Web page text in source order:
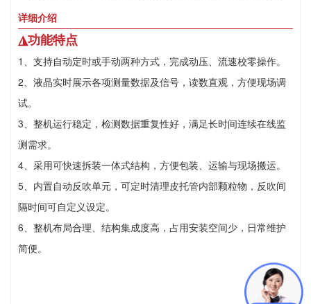
详细介绍
◮功能特点
1、支持自动定时或手动两种方式，完成动压、流速校零操作。
2、液晶实时展示各项测量数据及信号，读数直观，方便现场调
试。
3、整机运行稳定，检测数据重复性好，满足长时间连续在线监
测需求。
4、采用可快速拆装一体式结构，方便包装、运输与现场搬运。
5、内置自动反吹单元，可定时清理皮托管内部颗粒物，反吹间
隔时间可自定义设定。
6、整机布局合理、结构集成度高，占用安装空间少，日常维护
简便。